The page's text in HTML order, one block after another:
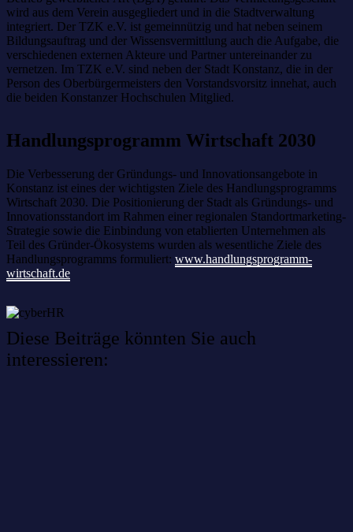
wird aus dem Verein ausgegliedert und in die Stadtverwaltung
integriert. Der TZK e.V. ist gemeinnützig und hat neben seinem
Bildungsauftrag und der Wissensvermittlung auch die Aufgabe, die
verschiedenen externen Akteure und Partner untereinander zu
vernetzen. Im TZK e.V. sind neben der Stadt Konstanz, die in der
Person des Oberbürgermeisters den Vorstandsvorsitz innehat, auch
die beiden Konstanzer Hochschulen Mitglied.
Handlungsprogramm Wirtschaft 2030
Die Verbesserung der Gründungs- und Innovationsangebote in
Konstanz ist eines der wichtigsten Ziele des Handlungsprogramms
Wirtschaft 2030. Die Positionierung der Stadt als Gründungs- und
Innovationsstandort im Rahmen einer regionalen Standortmarketing-
Strategie sowie die Einbindung von etablierten Unternehmen als
Teil des Gründer-Ökosystems wurden als wesentliche Ziele des
Handlungsprogramms formuliert: www.handlungsprogramm-
wirtschaft.de
Diese Beiträge könnten Sie auch
interessieren: